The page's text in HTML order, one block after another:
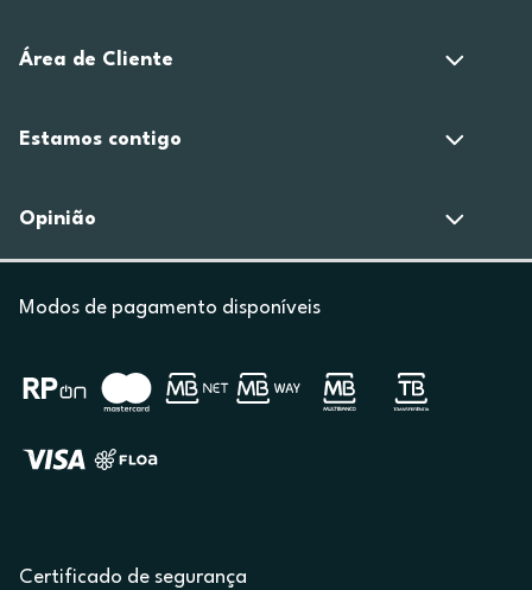
Área de Cliente
Estamos contigo
Opinião
Modos de pagamento disponíveis
Certificado de segurança